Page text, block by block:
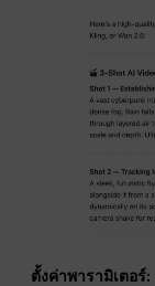
ตั้งค่าพารามิเตอร์: